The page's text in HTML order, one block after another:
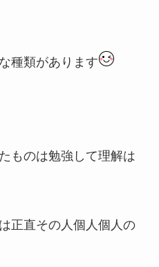
種類があります
ものは勉強して理解は
正直その人個人個人の